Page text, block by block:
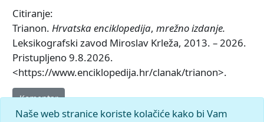
Citiranje:
Trianon. Hrvatska enciklopedija, mrežno izdanje.
Leksikografski zavod Miroslav Krleža, 2013. – 2026.
Pristupljeno 9.8.2026.
<https://www.enciklopedija.hr/clanak/trianon>.
Komentar
Naše web stranice koriste kolačiće kako bi Vam